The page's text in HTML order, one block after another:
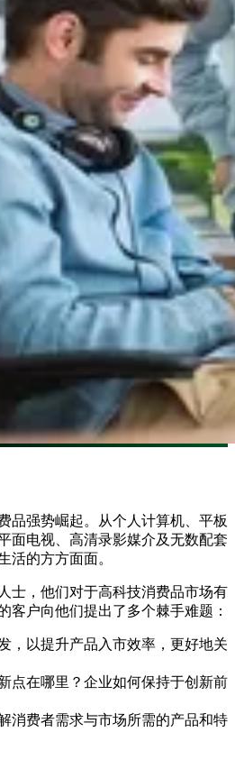
品强势崛起。从个人计算机、平板
面电视、高清录影媒介及无数配套
活的方方面面。
士，他们对于高科技消费品市场有
客户向他们提出了多个棘手难题：
，以提升产品入市效率，更好地关
点在哪里？企业如何保持于创新前
消费者需求与市场所需的产品和特